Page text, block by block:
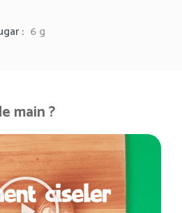
: 6 g
main ?